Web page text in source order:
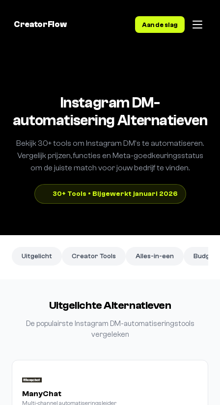
CreatorFlow Aan de slag
Instagram DM-
automatisering Alternatieven
Bekijk 30+ tools om Instagram DM's te automatiseren.
Vergelijk prijzen, functies en Meta-goedkeuringsstatus
om de juiste match voor jouw bedrijf te vinden.
30+ Tools • Bijgewerkt januari 2026
Uitgelicht Creator Tools Alles-in-een
Uitgelichte Alternatieven
De populairste Instagram DM-automatiseringstools
vergeleken
ManyChat
Multi-channel automatiseringsleider